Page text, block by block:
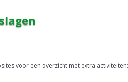
voor een overzicht met extra activiteiten: